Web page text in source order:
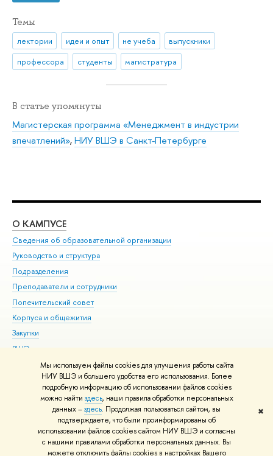
Мы используем файлы cookies для улучшения работы сайта
НИУ ВШЭ и большего удобства его использования. Более
подробную информацию об использовании файлов cookies
можно найти здесь, наши правила обработки персональных
данных –здесь. Продолжая пользоваться сайтом, вы
подтверждаете, что были проинформированы об
использовании файлов cookies сайтом НИУ ВШЭ и согласны
с нашими правилами обработки персональных данных. Вы
можете отключить файлы cookies в настройках Вашего
✖
Темы
лектории идеи и опыт не учеба
выпускники
профессора
студенты магистратура
В статье упомянуты
Магистерская программа «Менеджмент в индустрии
впечатлений»,НИУ ВШЭ в Санкт-Петербурге
О КАМПУСЕ
Сведения об образовательной организации
Руководство и структура
Подразделения
Преподаватели и сотрудники
Попечительский совет
Корпуса и общежития
Закупки
ВШЭ для студентов с ограниченными возможностями
здоровья и инвалидностью
Версия для слабовидящих
Единая платежная страница
© НИУ ВШЭ 1993–2026 Адреса и контакты Условия использования
материалов Политика конфиденциальности Карта сайта